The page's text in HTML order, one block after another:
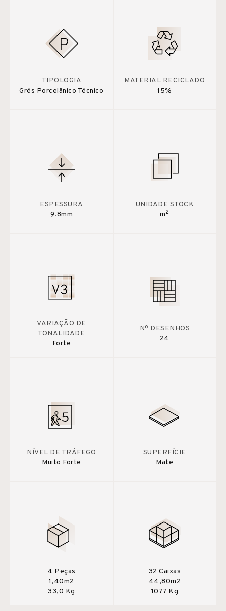
TIPOLOGIA
Grés Porcelânico Técnico
MATERIAL RECICLADO
15%
ESPESSURA
9.8mm
UNIDADE STOCK
m2
VARIAÇÃO DE
TONALIDADE
Forte
Nº DESENHOS
24
NÍVEL DE TRÁFEGO
Muito Forte
SUPERFÍCIE
Mate
4 Peças
1,40m2
33,0 Kg
32 Caixas
44,80m2
1077 Kg